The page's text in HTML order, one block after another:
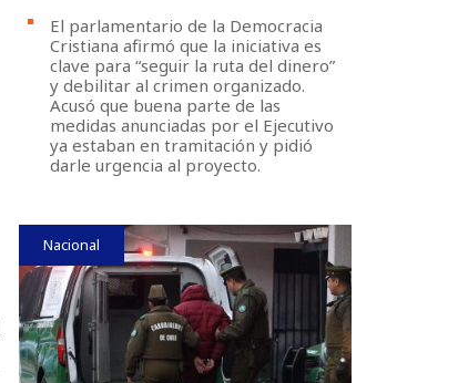
El parlamentario de la Democracia
Cristiana afirmó que la iniciativa es
clave para “seguir la ruta del dinero”
y debilitar al crimen organizado.
Acusó que buena parte de las
medidas anunciadas por el Ejecutivo
ya estaban en tramitación y pidió
darle urgencia al proyecto.
Nacional